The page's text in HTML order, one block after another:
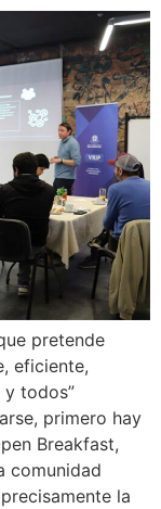
pretende
eficiente,
todos”
primero hay
Breakfast,
comunidad
la